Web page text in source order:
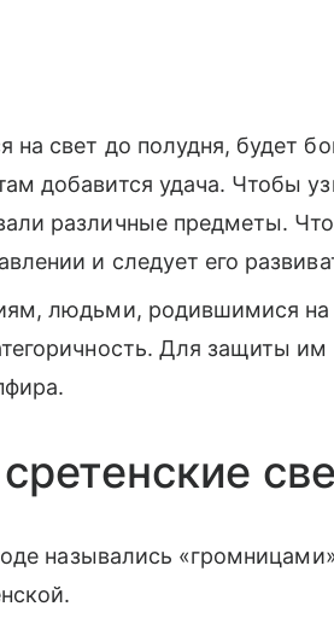
на свет до полудня, будет
добавится удача. Чтобы
различные предметы.
и следует его
людьми, родившимися на
Для защиты им
назывались